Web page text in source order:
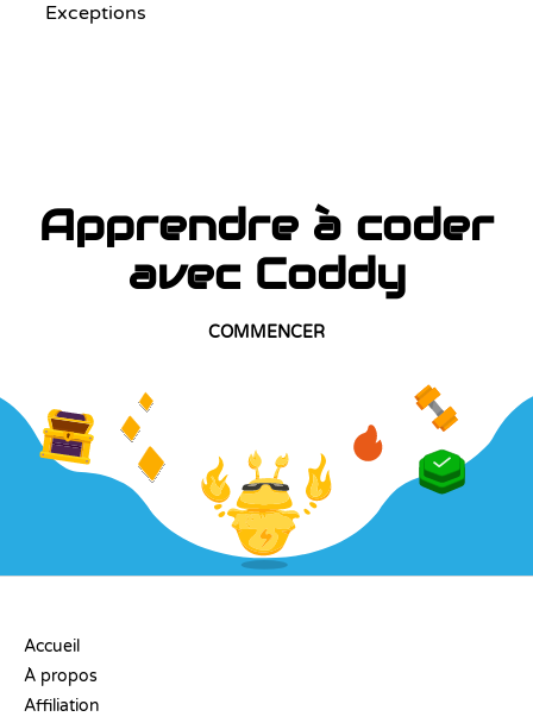
Exceptions
Apprendre à coder
avec Coddy
COMMENCER
Accueil
À propos
Affiliation